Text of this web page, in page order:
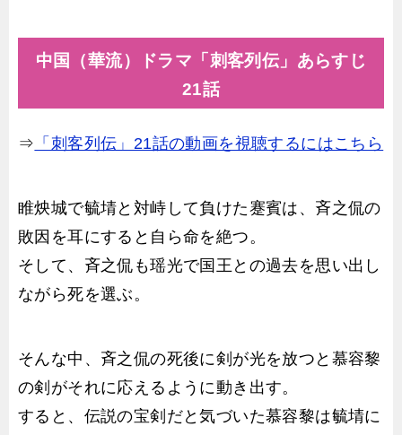
中国（華流）ドラマ「刺客列伝」あらすじ
21話
⇒ 「刺客列伝」21話の動画を視聴するにはこちら
睢炴城で毓埥と対峙して負けた蹇賓は、斉之侃の
敗因を耳にすると自ら命を絶つ。
そして、斉之侃も瑶光で国王との過去を思い出し
ながら死を選ぶ。
そんな中、斉之侃の死後に剣が光を放つと慕容黎
の剣がそれに応えるように動き出す。
すると、伝説の宝剣だと気づいた慕容黎は毓埥に